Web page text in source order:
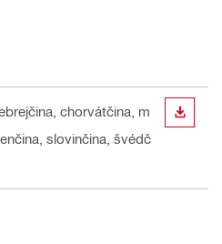
chorvátčina, m
slovinčina, švédč